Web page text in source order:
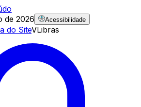
de 2026
Acessibilidade
do SiteVLibras